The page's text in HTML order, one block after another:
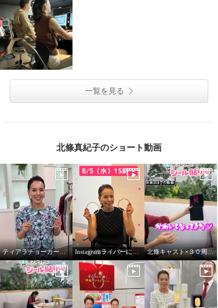
一覧を見る
北條真紀子のショート動画
ティアラチョーカーをご紹介します♪ Instagramライバーに挑戦！ 北條キャスト×３０周年タブレットにシール貼りpart2